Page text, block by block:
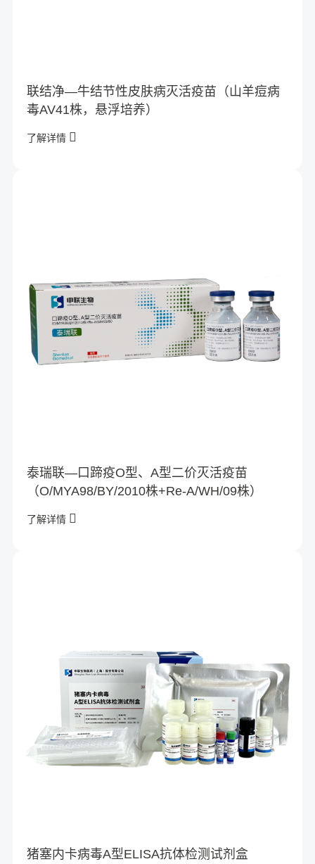
联结净—牛结节性皮肤病灭活疫苗（山羊痘病
毒AV41株，悬浮培养）
了解详情
泰瑞联—口蹄疫O型、A型二价灭活疫苗
（O/MYA98/BY/2010株+Re-A/WH/09株）
了解详情
猪塞内卡病毒A型ELISA抗体检测试剂盒